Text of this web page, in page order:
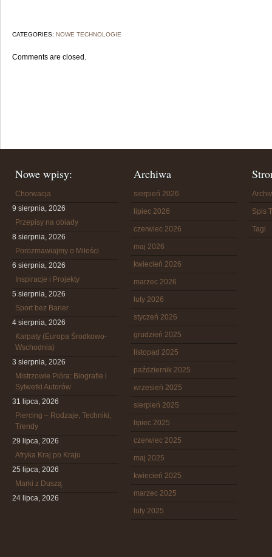
CATEGORIES: NOWE TECHNOLOGIE
Comments are closed.
Nowe wpisy:
Chorwacja
9 sierpnia, 2026
Przepisy na obiady
8 sierpnia, 2026
Porozmawiajmy o Miłości
6 sierpnia, 2026
Inspiracje i Projekty
5 sierpnia, 2026
Sport bez Barier
4 sierpnia, 2026
Karpaty (Europa Środkowo-
Wschodnia)
3 sierpnia, 2026
Mistrzowie Pióra: Biografie i
Sylwetki Autorów
31 lipca, 2026
Piercing – Rodzaje, Techniki,
Trendy
29 lipca, 2026
Afryka Kraj po Kraju
25 lipca, 2026
Marki z Duszą
24 lipca, 2026
Archiwa
sierpień 2026
lipiec 2026
czerwiec 2026
maj 2026
kwiecień 2026
marzec 2026
luty 2026
styczeń 2026
grudzień 2025
listopad 2025
październik 2025
wrzesień 2025
sierpień 2025
lipiec 2025
czerwiec 2025
maj 2025
kwiecień 2025
marzec 2025
luty 2025
Spis
Tagi